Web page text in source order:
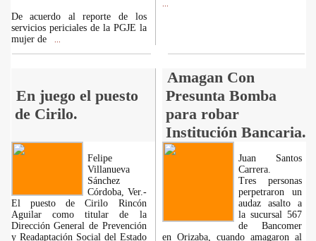
De acuerdo al reporte de los
servicios periciales de la PGJE la
mujer de
En juego el puesto
de Cirilo.
Amagan Con
Presunta Bomba
para robar
Institución Bancaria.
Felipe
Villanueva
Sánchez
Córdoba, Ver.-
El puesto de Cirilo Rincón
Aguilar como titular de la
Dirección General de Prevención
y Readaptación Social del Estado
Juan Santos
Carrera.
Tres personas
perpetraron un
audaz asalto a
la sucursal 567
de Bancomer
en Orizaba, cuando amagaron al